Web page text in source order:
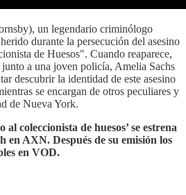
un legendario criminólogo
durante la persecución del asesino
de Huesos". Cuando reaparece,
a una joven policía, Amelia Sachs
descubrir la identidad de este asesino
se encargan de otros peculiares y
de Nueva York.
coleccionista de huesos’ se estrena
en AXN. Después de su emisión los
en VOD.